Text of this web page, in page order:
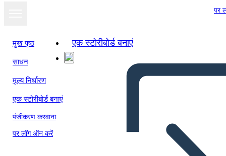
पर
मुख पृष्ठ
साधन
मूल्य निर्धारण
एक स्टोरीबोर्ड बनाएं
पंजीकरण करवाना
पर लॉग ऑन करें
एक स्टोरीबोर्ड बनाएं